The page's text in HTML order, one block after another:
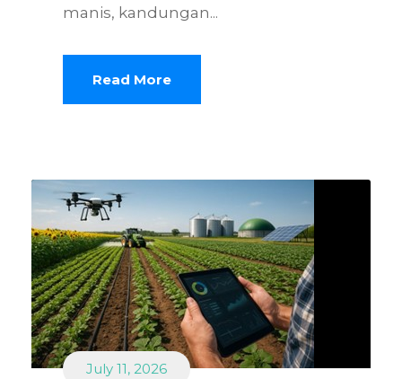
manis, kandungan...
Read More
July 11, 2026